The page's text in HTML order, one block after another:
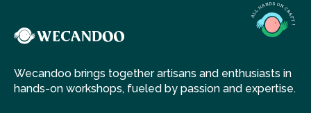
Wecandoo brings together artisans and enthusiasts in
hands-on workshops, fueled by passion and expertise.